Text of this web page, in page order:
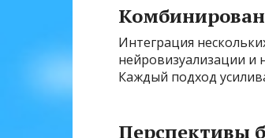
Интеграция
нейровизуализации и
Каждый подход
Перспективы